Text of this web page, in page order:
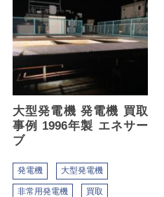
大型発電機 発電機 買取
事例 1996年製 エネサー
ブ
発電機 大型発電機
非常用発電機 買取